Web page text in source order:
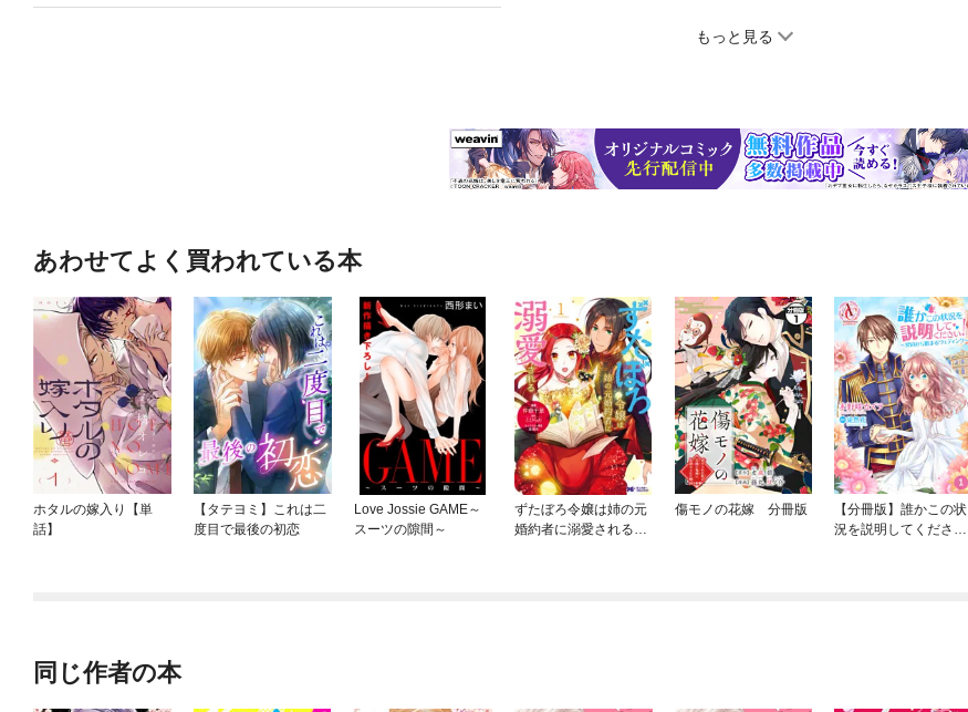
もっと見る
あわせてよく買われている本
ホタルの嫁入り【単
話】
【タテヨミ】これは二
度目で最後の初恋
Love Jossie GAME～
スーツの隙間～
ずたぼろ令嬢は姉の元
婚約者に溺愛される
傷モノの花嫁 分冊版
【分冊版】誰かこの状
況を説明してくださ
同じ作者の本